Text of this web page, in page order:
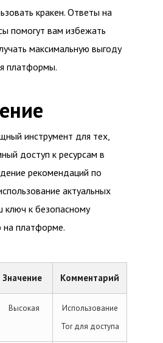
кракен. Ответы на
помогут вам избежать
максимальную выгоду
платформы.
инструмент для тех,
доступ к ресурсам в
рекомендаций по
актуальных
ключ к безопасному
платформе.
Значение Комментарий
Высокая
Использование
Tor для доступа